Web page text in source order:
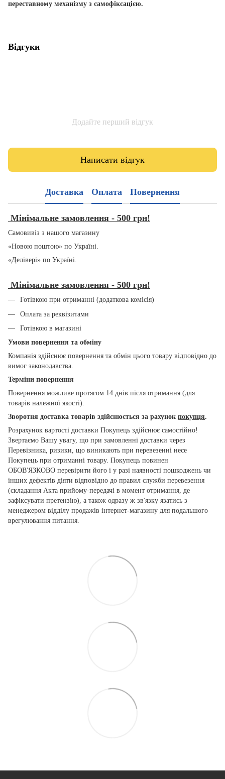
переставному механізму з самофіксацією.
Відгуки
Додайте перший відгук
Написати відгук
Доставка Оплата Повернення
Мінімальне замовлення - 500 грн!
Самовивіз з нашого магазину
«Новою поштою» по Україні.
«Делівері» по Україні.
Мінімальне замовлення - 500 грн!
Готівкою при отриманні (додаткова комісія)
Оплата за реквізитами
Готівкою в магазині
Умови повернення та обміну
Компанія здійснює повернення та обмін цього товару відповідно до
вимог законодавства.
Терміни повернення
Повернення можливе протягом 14 днів після отримання (для
товарів належної якості).
Зворотня доставка товарів здійснюється за рахунок покупця.
Розрахунок вартості доставки Покупець здійснює самостійно!
Звертаємо Вашу увагу, що при замовленні доставки через
Перевізника, ризики, що виникають при перевезенні несе
Покупець при отриманні товару. Покупець повинен
ОБОВ'ЯЗКОВО перевірити його і у разі наявності пошкоджень чи
інших дефектів діяти відповідно до правил служби перевезення
(складання Акта прийому-передачі в момент отримання, де
зафіксувати претензію), а також одразу ж зв'язку язатись з
менеджером відділу продажів інтернет-магазину для подальшого
врегулювання питання.